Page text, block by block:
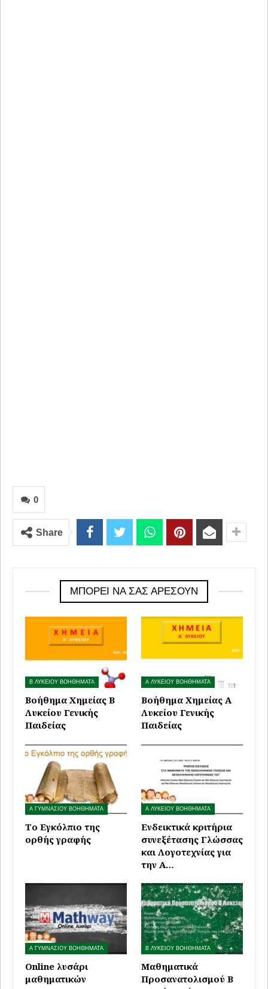
0
Share
ΜΠΟΡΕΊ ΝΑ ΣΑΣ ΑΡΈΣΟΥΝ
Β ΛΥΚΕΙΟΥ ΒΟΗΘΗΜΑΤΑ
Βοήθημα Χημείας Β
Λυκείου Γενικής
Παιδείας
Α ΛΥΚΕΙΟΥ ΒΟΗΘΗΜΑΤΑ
Βοήθημα Χημείας Α
Λυκείου Γενικής
Παιδείας
Α ΓΥΜΝΑΣΙΟΥ ΒΟΗΘΗΜΑΤΑ
Το Εγκόλπιο της
ορθής γραφής
Α ΛΥΚΕΙΟΥ ΒΟΗΘΗΜΑΤΑ
Ενδεικτικά κριτήρια
συνεξέτασης Γλώσσας
και Λογοτεχνίας για
την Α…
Α ΓΥΜΝΑΣΙΟΥ ΒΟΗΘΗΜΑΤΑ
Online λυσάρι
μαθηματικών
Β ΛΥΚΕΙΟΥ ΒΟΗΘΗΜΑΤΑ
Μαθηματικά
Προσανατολισμού Β